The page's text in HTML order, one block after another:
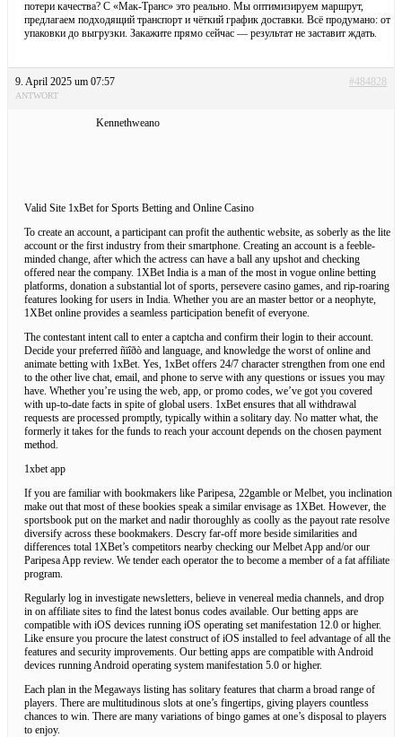
потери качества? С «Мак-Транс» это реально. Мы оптимизируем маршрут,
предлагаем подходящий транспорт и чёткий график доставки. Всё продумано: от
упаковки до выгрузки. Закажите прямо сейчас — результат не заставит ждать.
9. April 2025 um 07:57 #484828
ANTWORT
Kennethweano
Valid Site 1xBet for Sports Betting and Online Casino
To create an account, a participant can profit the authentic website, as soberly as the lite
account or the first industry from their smartphone. Creating an account is a feeble-
minded change, after which the actress can have a ball any upshot and checking
offered near the company. 1XBet India is a man of the most in vogue online betting
platforms, donation a substantial lot of sports, persevere casino games, and rip-roaring
features looking for users in India. Whether you are an master bettor or a neophyte,
1XBet online provides a seamless participation benefit of everyone.
The contestant intent call to enter a captcha and confirm their login to their account.
Decide your preferred ñïîðò and language, and knowledge the worst of online and
animate betting with 1xBet. Yes, 1xBet offers 24/7 character strengthen from one end
to the other live chat, email, and phone to serve with any questions or issues you may
have. Whether you’re using the web, app, or promo codes, we’ve got you covered
with up-to-date facts in spite of global users. 1xBet ensures that all withdrawal
requests are processed promptly, typically within a solitary day. No matter what, the
formerly it takes for the funds to reach your account depends on the chosen payment
method.
1xbet app
If you are familiar with bookmakers like Paripesa, 22gamble or Melbet, you inclination
make out that most of these bookies speak a similar envisage as 1XBet. However, the
sportsbook put on the market and nadir thoroughly as coolly as the payout rate resolve
diversify across these bookmakers. Descry far-off more beside similarities and
differences total 1XBet’s competitors nearby checking our Melbet App and/or our
Paripesa App review. We tender each operator the to become a member of a fat affiliate
program.
Regularly log in investigate newsletters, believe in venereal media channels, and drop
in on affiliate sites to find the latest bonus codes available. Our betting apps are
compatible with iOS devices running iOS operating set manifestation 12.0 or higher.
Like ensure you procure the latest construct of iOS installed to feel advantage of all the
features and security improvements. Our betting apps are compatible with Android
devices running Android operating system manifestation 5.0 or higher.
Each plan in the Megaways listing has solitary features that charm a broad range of
players. There are multitudinous slots at one’s fingertips, giving players countless
chances to win. There are many variations of bingo games at one’s disposal to players
to enjoy.